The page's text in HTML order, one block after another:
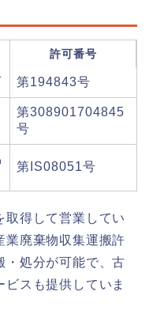
許可番号
第194843号
第308901704845
号
第IS08051号
取得して営業してい
業廃棄物収集運搬許
・処分が可能で、古
スも提供していま